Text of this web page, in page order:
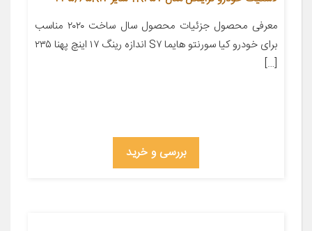
معرفی محصول جزئیات محصول سال ساخت ۲۰۲۰ مناسب
برای خودرو کیا سورنتو هایما S۷ اندازه رینگ ۱۷ اینچ پهنا ۲۳۵
[…]
بررسی و خرید